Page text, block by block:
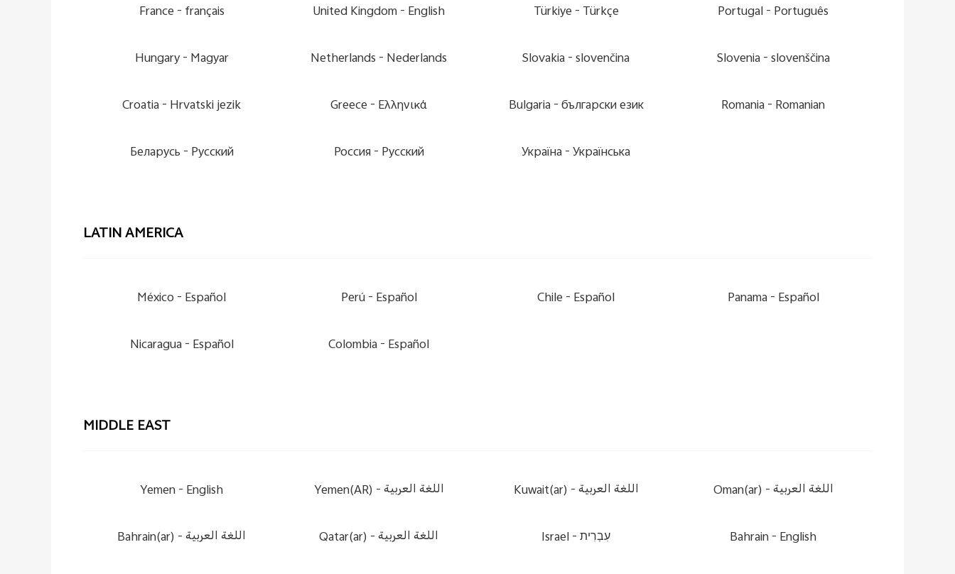
France - français United Kingdom - English Türkiye - Türkçe Portugal - Português
Hungary - Magyar Netherlands - Nederlands Slovakia -slovenčina Slovenia -slovenščina
Croatia - Hrvatski jezik Greece - Ελληνικά Bulgaria -български език Romania - Romanian
Беларусь - Pусский Россия - Pусский Україна -Українська
LATIN AMERICA
México - Español Perú - Español Chile - Español Panama - Español
Nicaragua - Español Colombia - Español
MIDDLE EAST
Yemen - English Yemen(AR) -اللغة العربية Kuwait(ar) -اللغة العربية Oman(ar) -اللغة العربية
Bahrain(ar) -اللغة العربية Qatar(ar) -اللغة العربية Israel -עִבְרִית Bahrain - English